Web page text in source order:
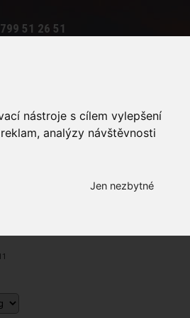
nástroje s cílem vylepšení
analýzy návštěvnosti
Jen nezbytné
51 26 51
DOPLŇKY STÁJOVÁ LÉKÁRNA